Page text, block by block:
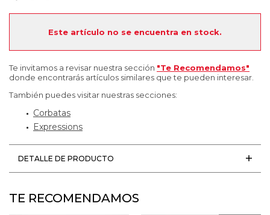
Este artículo no se encuentra en stock.
Te invitamos a revisar nuestra sección "Te Recomendamos"
donde encontrarás artículos similares que te pueden interesar.
También puedes visitar nuestras secciones:
Corbatas
Expressions
DETALLE DE PRODUCTO
TE RECOMENDAMOS